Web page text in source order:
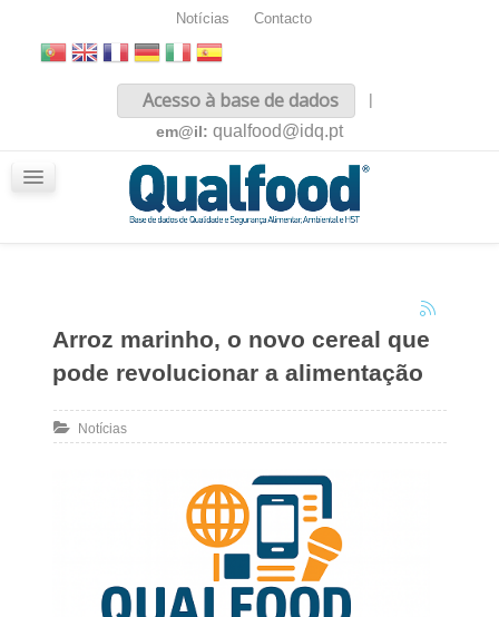
Notícias Contacto
Acesso à base de dados
|
em@il: qualfood@idq.pt
Arroz marinho, o novo cereal que
pode revolucionar a alimentação
Notícias